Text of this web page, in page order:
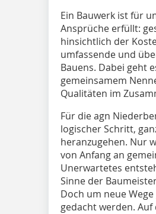
Ein Bauwerk ist für
Ansprüche erfüllt:
hinsichtlich der
umfassende und
Bauens. Dabei geht
gemeinsamem
Qualitäten im
Für die agn
logischer Schritt,
heranzugehen. Nur
von Anfang an
Unerwartetes
Sinne der
Doch um neue
gedacht werden.